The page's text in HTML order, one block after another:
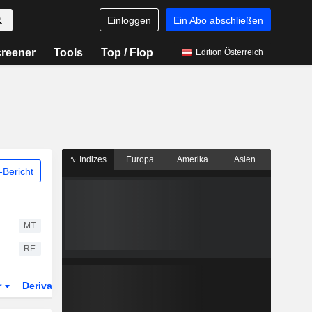
Einloggen Ein Abo abschließen
Tools Top / Flop Edition Österreich
Bericht
MT
RE
Derivate
Indizes Europa Amerika Asien